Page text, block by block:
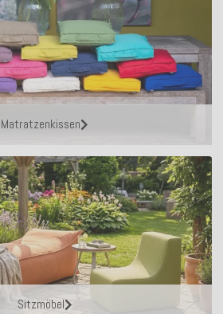
Matratzenkissen
Sitzmöbel